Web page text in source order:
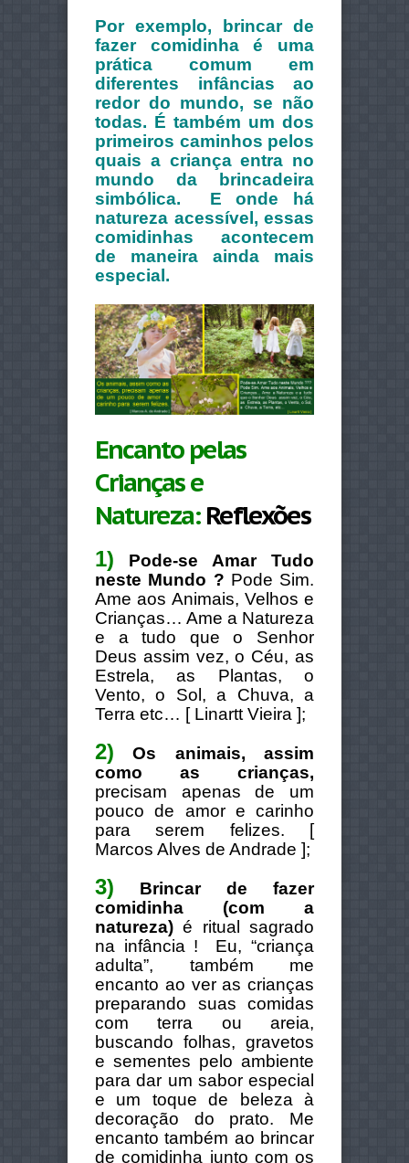
Por exemplo, brincar de
fazer comidinha é uma
prática comum em
diferentes infâncias ao
redor do mundo, se não
todas. É também um dos
primeiros caminhos pelos
quais a criança entra no
mundo da brincadeira
simbólica. E onde há
natureza acessível, essas
comidinhas acontecem
de maneira ainda mais
especial.
Encanto pelas
Crianças e
Natureza: Reflexões
1) Pode-se Amar Tudo
neste Mundo ? Pode Sim.
Ame aos Animais, Velhos e
Crianças… Ame a Natureza
e a tudo que o Senhor
Deus assim vez, o Céu, as
Estrela, as Plantas, o
Vento, o Sol, a Chuva, a
Terra etc… [ Linartt Vieira ];
2) Os animais, assim
como as crianças,
precisam apenas de um
pouco de amor e carinho
para serem felizes. [
Marcos Alves de Andrade ];
3) Brincar de fazer
comidinha (com a
natureza) é ritual sagrado
na infância ! Eu, “criança
adulta”, também me
encanto ao ver as crianças
preparando suas comidas
com terra ou areia,
buscando folhas, gravetos
e sementes pelo ambiente
para dar um sabor especial
e um toque de beleza à
decoração do prato. Me
encanto também ao brincar
de comidinha junto com os